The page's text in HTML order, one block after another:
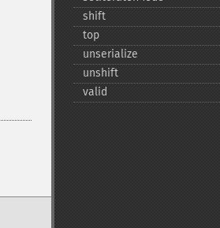
shift
top
unserialize
unshift
valid